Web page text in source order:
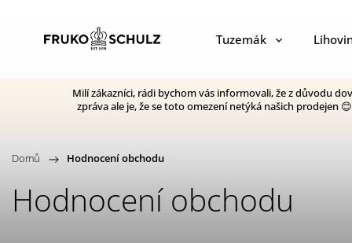
Tuzemák
Milí zákazníci, rádi bychom vás informovali, že z důvodu
zpráva ale je, že se toto omezení netýká našich prodejen
Domů / Hodnocení obchodu
Hodnocení obchodu